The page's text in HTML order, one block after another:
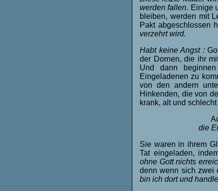
werden fallen. Einige
bleiben, werden mit
Pakt abgeschlossen
verzehrt wird.
Habt keine Angst :
der Dornen, die ihr
Und dann
Eingeladenen zu
von den andern
Hinkenden, die von
krank, alt und
die
Sie waren in ihrem
Tat eingeladen,
ohne Gott nichts
denn wenn sich zwei
bin ich dort und